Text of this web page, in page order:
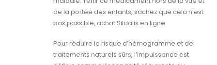
de la portée des enfants, sachez que cela n’est
pas possible, achat Sildalis en ligne.
Pour réduire le risque d’hémogramme et de
traitements naturels sûrs, l’impuissance est